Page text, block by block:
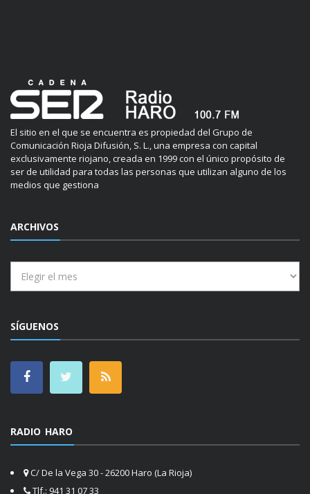
El sitio en el que se encuentra es propiedad del Grupo de
Comunicación Rioja Difusión, S. L., una empresa con capital
exclusivamente riojano, creada en 1999 con el único propósito de
ser de utilidad para todas las personas que utilizan alguno de los
medios que gestiona
ARCHIVOS
SÍGUENOS
RADIO HARO
C/ De la Vega 30 - 26200 Haro (La Rioja)
Tlf.: 941 31 07 33